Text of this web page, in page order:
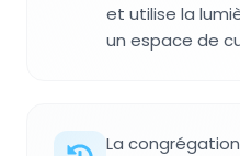
et utilise la
un espace de
La